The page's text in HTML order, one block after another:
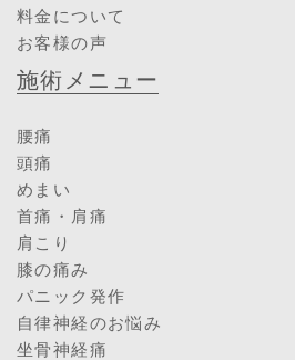
料金について
お客様の声
施術メニュー
腰痛
頭痛
めまい
首痛・肩痛
肩こり
膝の痛み
パニック発作
自律神経のお悩み
坐骨神経痛